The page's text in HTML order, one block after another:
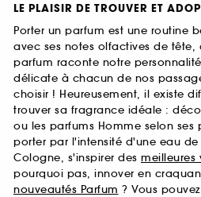
LE PLAISIR DE TROUVER ET
Porter un parfum est une routine
avec ses notes olfactives de
parfum raconte notre
délicate à chacun de nos
choisir ! Heureusement, il existe
trouver sa fragrance idéale :
ou les parfums Homme selon ses
porter par l'intensité d'une eau
Cologne, s'inspirer des meilleures
pourquoi pas, innover en
nouveautés Parfum ? Vous